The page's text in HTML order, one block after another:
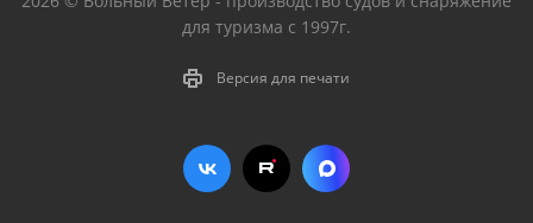
для туризма с 1997г.
Версия для печати